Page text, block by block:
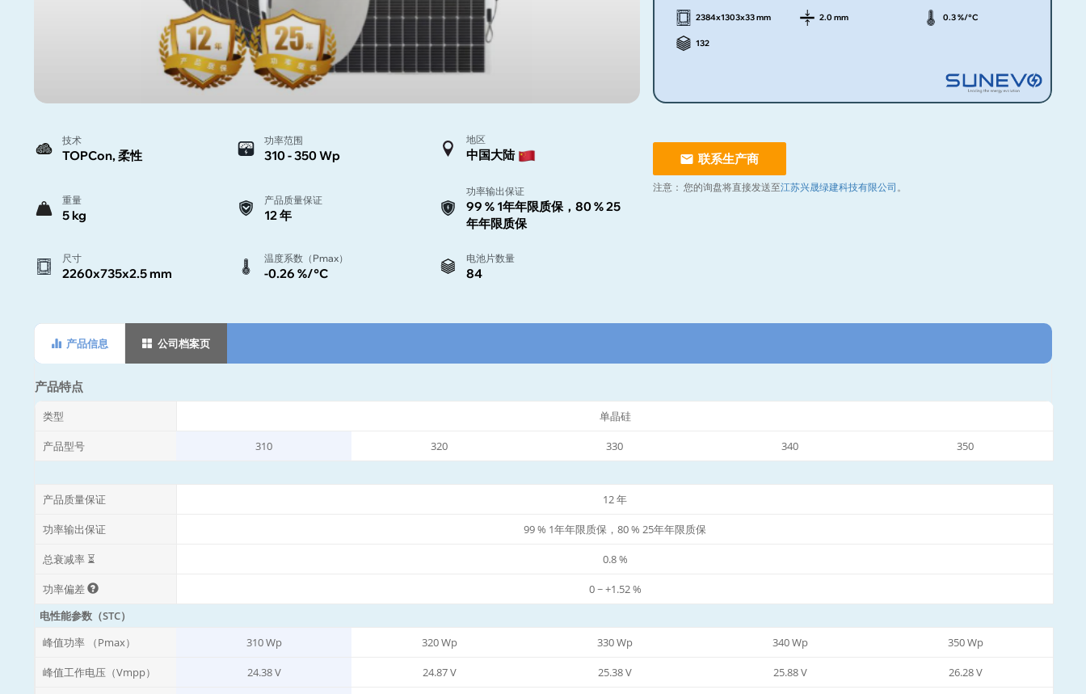
2384x1303x33 mm 2.0 mm 0.3 %/°C
132
技术
TOPCon, 柔性
功率范围
310 - 350 Wp
地区
中国大陆
重量
5 kg
产品质量保证
12 年
功率输出保证
99 % 1年年限质保，80 % 25
年年限质保
尺寸
2260x735x2.5 mm
温度系数（Pmax）
-0.26 %/°C
电池片数量
84
联系生产商
注意： 您的询盘将直接发送至江苏兴晟绿建科技有限公司 。
产品信息 公司档案页
产品特点
类型 单晶硅
产品型号 310 320 330 340 350
产品质量保证 12 年
功率输出保证 99 % 1年年限质保，80 % 25年年限质保
总衰减率 ⏳ 0.8 %
功率偏差
0 ~ +1.52 %
电性能参数（STC）
峰值功率 （Pmax）
310 Wp 320 Wp 330 Wp 340 Wp 350 Wp
峰值工作电压（Vmpp） 24.38 V 24.87 V 25.38 V 25.88 V 26.28 V